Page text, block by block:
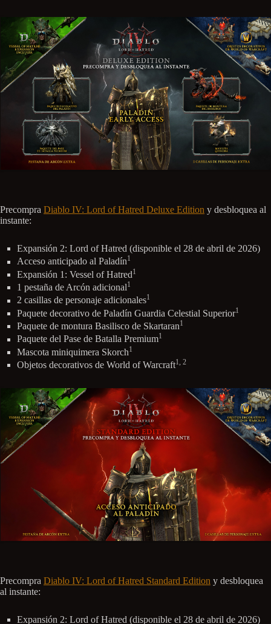
Precompra Diablo IV: Lord of Hatred Deluxe Edition y desbloquea al
instante:
Expansión 2: Lord of Hatred (disponible el 28 de abril de 2026)
Acceso anticipado al Paladín1
Expansión 1: Vessel of Hatred1
1 pestaña de Arcón adicional1
2 casillas de personaje adicionales1
Paquete decorativo de Paladín Guardia Celestial Superior1
Paquete de montura Basilisco de Skartaran1
Paquete del Pase de Batalla Premium1
Mascota miniquimera Skorch1
Objetos decorativos de World of Warcraft1, 2
Precompra Diablo IV: Lord of Hatred Standard Edition y desbloquea
al instante:
Expansión 2: Lord of Hatred (disponible el 28 de abril de 2026)